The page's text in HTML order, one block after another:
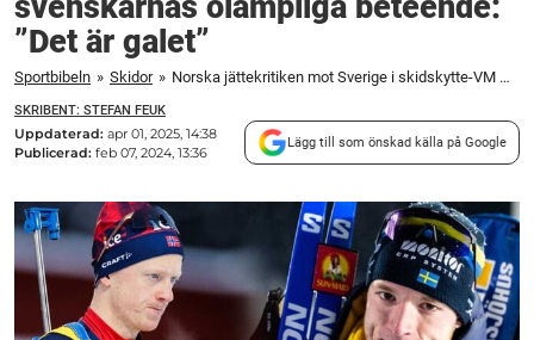
”Det är galet”
Sportbibeln » Skidor » Norska jättekritiken mot Sverige i skidskytte-VM – raseriet efter svenskarnas olämpliga beteende: "Det är galet"
SKRIBENT: STEFAN FEUK
Uppdaterad: apr 01, 2025, 14:38
Publicerad: feb 07, 2024, 13:36
Lägg till som önskad källa på Google